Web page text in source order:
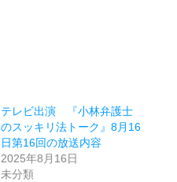
テレビ出演 『小林弁護士
のスッキリ法トーク』8月16
日第16回の放送内容
2025年8月16日
未分類